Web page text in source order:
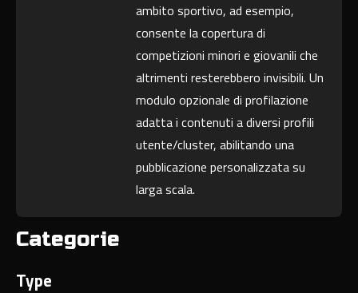
ambito sportivo, ad esempio,
consente la copertura di
competizioni minori e giovanili che
altrimenti resterebbero invisibili. Un
modulo opzionale di profilazione
adatta i contenuti a diversi profili
utente/cluster, abilitando una
pubblicazione personalizzata su
larga scala.
Categorie
Type